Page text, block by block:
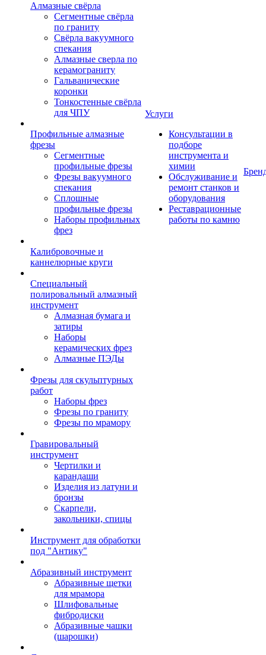
Алмазные свёрла
Сегментные свёрла
по граниту
Свёрла вакуумного
спекания
Алмазные сверла по
керамограниту
Гальванические
коронки
Тонкостенные свёрла
для ЧПУ
Профильные алмазные
фрезы
Сегментные
профильные фрезы
Фрезы вакуумного
спекания
Сплошные
профильные фрезы
Наборы профильных
фрез
Калибровочные и
каннелюрные круги
Специальный
полировальный алмазный
инструмент
Алмазная бумага и
затиры
Наборы
керамических фрез
Алмазные ПЭДы
Фрезы для скульптурных
работ
Наборы фрез
Фрезы по граниту
Фрезы по мрамору
Гравировальный
инструмент
Чертилки и
карандаши
Изделия из латуни и
бронзы
Скарпели,
закольники, спицы
Инструмент для обработки
под "Антику"
Абразивный инструмент
Абразивные щетки
для мрамора
Шлифовальные
фибродиски
Абразивные чашки
(шарошки)
Услуги
Консультации в
подборе
инструмента и
химии
Обслуживание и
ремонт станков и
оборудования
Реставрационные
работы по камню